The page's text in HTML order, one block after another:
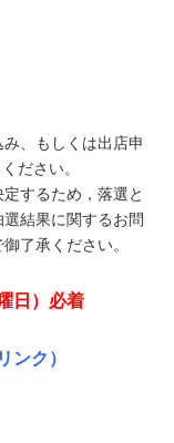
、もしくは出店申
ださい。
するため，落選と
結果に関するお問
了承ください。
日）必着
ンク）